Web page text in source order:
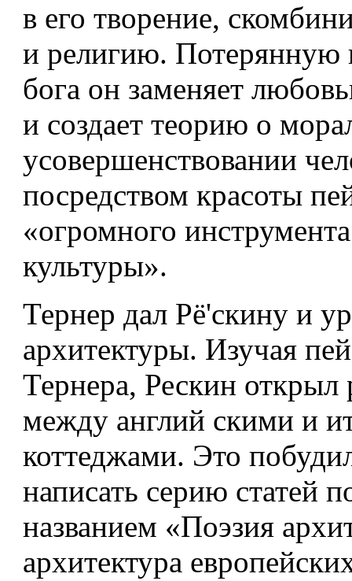
в его творение,
и религию. Потерянную
бога он заменяет
и создает теорию о
усовершенствовании
посредством красоты
«огромного
культуры».
Тернер дал Рё'скину и
архитектуры. Изучая
Тернера, Рескин открыл
между англий­ скими и
коттеджами. Это
написать серию статей
названием «Поэзия
архитектура